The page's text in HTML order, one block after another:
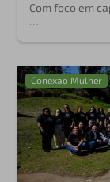
Com foco em
…
Conexão Mulher